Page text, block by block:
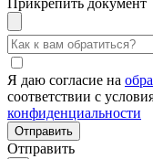
Прикрепить документ
Я даю согласие на
соответствии с
конфиденциальности
Отправить